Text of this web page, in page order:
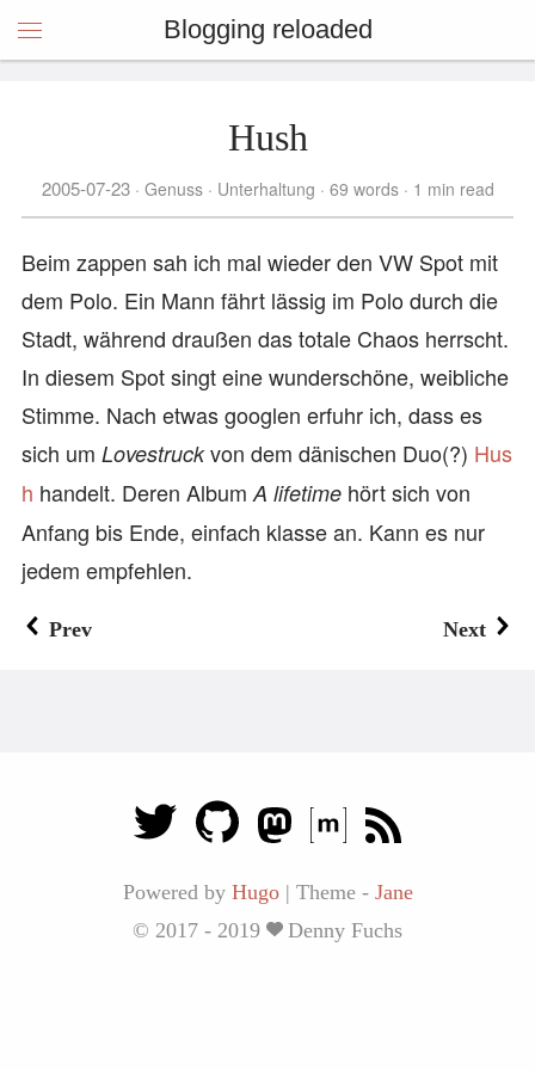
Blogging reloaded
Hush
2005-07-23 Genuss Unterhaltung 69 words 1 min read
Beim zappen sah ich mal wieder den VW Spot mit
dem Polo. Ein Mann fährt lässig im Polo durch die
Stadt, während draußen das totale Chaos herrscht.
In diesem Spot singt eine wunderschöne, weibliche
Stimme. Nach etwas googlen erfuhr ich, dass es
sich um Lovestruckvon dem dänischen Duo(?) Hus
h handelt. Deren Album A lifetime hört sich von
Anfang bis Ende, einfach klasse an. Kann es nur
jedem empfehlen.
Prev Next
Powered by Hugo | Theme - Jane
© 2017 - 2019
Denny Fuchs